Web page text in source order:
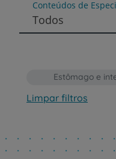
Conteúdos de
Todos
Estômago e
Limpar filtros